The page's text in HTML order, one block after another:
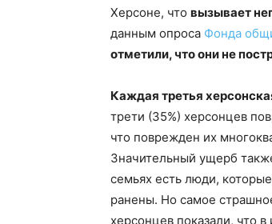
Херсоне, что вызывает
данным опроса Фонда
отметили, что они не
Каждая третья
трети (35%) херсонцев
что поврежден их
Значительный ущерб
семьях есть люди,
ранены. Но самое
херсонцев показали, что